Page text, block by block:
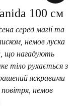
100 см
серед магії та
немов луска
що нагадують
тіло рухається з
яскравими
немов